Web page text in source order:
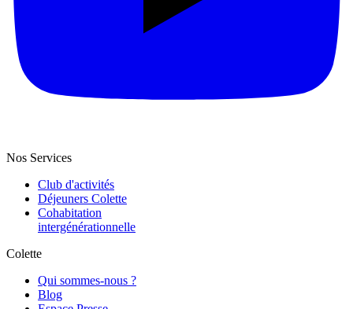
Nos Services
Club d'activités
Déjeuners Colette
Cohabitation
intergénération­nelle
Colette
Qui sommes-nous ?
Blog